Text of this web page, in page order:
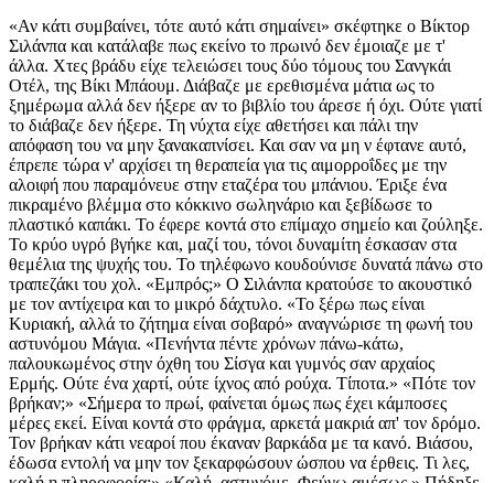
«Αν κάτι συμβαίνει, τότε αυτό κάτι σημαίνει» σκέφτηκε ο Βίκτορ Σιλάνπα και κατάλαβε πως εκείνο το πρωινό δεν έμοιαζε με τ' άλλα. Χτες βράδυ είχε τελειώσει τους δύο τόμους του Σανγκάι Οτέλ, της Βίκι Μπάουμ. Διάβαζε με ερεθισμένα μάτια ως το ξημέρωμα αλλά δεν ήξερε αν το βιβλίο του άρεσε ή όχι. Ούτε γιατί το διάβαζε δεν ήξερε. Τη νύχτα είχε αθετήσει και πάλι την απόφαση του να μην ξανακαπνίσει. Και σαν να μη ν έφτανε αυτό, έπρεπε τώρα ν' αρχίσει τη θεραπεία για τις αιμορροΐδες με την αλοιφή που παραμόνευε στην εταζέρα του μπάνιου. Έριξε ένα πικραμένο βλέμμα στο κόκκινο σωληνάριο και ξεβίδωσε το πλαστικό καπάκι. Το έφερε κοντά στο επίμαχο σημείο και ζούληξε. Το κρύο υγρό βγήκε και, μαζί του, τόνοι δυναμίτη έσκασαν στα θεμέλια της ψυχής του. Το τηλέφωνο κουδούνισε δυνατά πάνω στο τραπεζάκι του χολ. «Εμπρός;» Ο Σιλάνπα κρατούσε το ακουστικό με τον αντίχειρα και το μικρό δάχτυλο. «Το ξέρω πως είναι Κυριακή, αλλά το ζήτημα είναι σοβαρό» αναγνώρισε τη φωνή του αστυνόμου Μάγια. «Πενήντα πέντε χρόνων πάνω-κάτω, παλουκωμένος στην όχθη του Σίσγα και γυμνός σαν αρχαίος Ερμής. Ούτε ένα χαρτί, ούτε ίχνος από ρούχα. Τίποτα.» «Πότε τον βρήκαν;» «Σήμερα το πρωί, φαίνεται όμως πως έχει κάμποσες μέρες εκεί. Είναι κοντά στο φράγμα, αρκετά μακριά απ' τον δρόμο. Τον βρήκαν κάτι νεαροί που έκαναν βαρκάδα με τα κανό. Βιάσου, έδωσα εντολή να μην τον ξεκαρφώσουν ώσπου να έρθεις. Τι λες, καλή η πληροφορία;» «Καλή, αστυνόμε. Φεύγω αμέσως.» Πήδηξε μέσα σ' ένα παλιό παντελόνι και αποχαιρέτησε με μια κίνηση του χεριού την κούκλα του, που τη χτυπούσε κατακούτελα ο ήλιος. Έστεκε όμορφη πλάι στη βιβλιοθήκη. Με δυο δρασκελιές βρέθηκε στο αμάξι. Κατέβηκε τη λεωφόρο Χιλής, με κατεύθυνση προς την εθνική οδό. «Σιλάνπα, δημοσιογράφος» έδειξε την ταυτότητα του. «Προχωρήστε, εκεί είναι.» Από μακριά έμοιαζε σαν ένας παχύσαρκος εσταυρωμένος. Ένας χλομός ελέφαντας, ζωγραφισμένος από παιδί. «Κρατήστε αυτό στη μύτη σας.» Ο αστυνομικός του έτεινε ένα βαμβάκι με αμμωνία. «Βρομάει χειρότερα κι από κλανιά μεθυσμένου.» Βαστούσε το βαμβάκι πάνω από τα χείλια του. Με τα μάτια του να τρέχουν, έπιασε να πηδάει βάτα και βούρλα. Το πτώμα ήταν φιμωμένο, πρησμένο, και γεμάτο ξεραμένες λάσπες. Τα παλούκια τον διαπερνούσαν σταυρωτά. Οι μύες του Σιλάνπα συσπάστηκαν ενστικτωδώς, μια δυνατή σουβλιά τον χτύπησε στο στομάχι. Έφτιαξε ένα σκίτσο στο τετράδιο του. Έκανε ένα σχεδιάγραμμα με τη θέση του πτώματος που βρισκόταν λίγα μέτρα μακριά από την όχθη, ανάμεσα στους θάμνους. Έπειτα, άρχισε το απεχθές έργο της παρατήρησης του νεκρού. Είχε σημάδια στους καρπούς και το λαιμό. Τον είχαν δέσει και τον είχαν σύρει, κατά πάσα πιθανότητα. Ο αστυνομικός του έφερε μια σκάλα ελαιοχρωματιστή και, πνιγμένος στην αηδία, πλησίασε το πρόσωπο του πτώματος. Οι κόγχες των ματιών του ήταν άδειες και το στόμα μισάνοιχτο, γεμάτο χώμα και άμμο. Ύστερα, έβγαλε μια φωτογραφική μηχανή τσέπης Νίκορματ και τράβηξε μερικές φωτογραφίες. «Μοιάζει μάλλον πνιγμένος παρά παλουκωμένος. Τι λες κι εσύ, αστυφύλαξ;» «Σωστά. Κοιτάξτε τον κι από πίσω. Φύκια δεν είναι αυτά που βγαίνουν από την ουρά του;» «Ναι, έτσι φαίνεται...» Ο Σιλάνπα κατέβηκε από τη σκάλα. «Λοιπόν, τώρα είναι η σειρά σας. Πείτε του Πιεδραΐτα πως θα έρθω αύριο, νωρίς νωρίς.» Ανέβηκε πάλι στο δρόμο και κοίταξε πίσω τη λίμνη, από το γεφύρι. Από το σημείο εκείνο είχαν πηδήξει κάμποσοι απελπισμένοι, άνθρωποι που ονειρεύονταν ένα κάλεσμα, μια χειρονομία από κάποιον, ή κάτι που δεν ήρθε ποτέ. Κρύωσε. Το υγρό αεράκι ρυτίδωνε με παράλληλες ραβδώσεις το νερό. Από τον ασύρματο του περιπολικού κάλεσε τον αστυνόμο Μάγια. «Αριστοφάνης Μόγια» άκουσε στην άλλη άκρη, «αστυνόμος του Τεσσαρακοστού Τμήματος. Με ποιον έχω την τιμή, παρακαλώ;» Ο Σιλάνπα έδωσε τα στοιχεία του. Το τσιγάρο έτρεμε στα δάχτυλα του. «Είναι πνιγμένος» του είπε. «Τον έβγαλαν από τη λίμνη για να τον καρφώσουν. Το πράγμα παραείναι παράξενο, έτσι;» «Βρήκατε κάποια ένδειξη;» «Οι αστυφύλακες χτένισαν μια ακτίνα διακοσίων μέτρων και δεν βρήκαν τίποτα. Ούτε ένα κλαδάκι σπασμένο.» Ο αστυνόμος ξερόβηξε για να καθαρίσει τη φωνή του. «Καλά, θα το δω το αρθράκι σου. Έχεις πρόσφατες φωτογραφίες μου;» «Και βέβαια, αστυνόμε.» Έκλεισε και κάλεσε τη σύνταξη του "΄Ελ Ομπσερβαδόρ". «Εσκιβέλ; Εδώ Σιλάνπα, είναι επείγον. Πρέπει να μου κρατήσεις μια στήλη στην πρώτη σελίδα, χώρο για έγχρωμη φωτογραφία και μια ολόκληρη σελίδα στα αστυνομικά.» «Μήπως θέλεις να σου τραγουδήσω και "Τα βουρκωμένα μάτια σου";» «Είναι χοντρό κελεπούρι, Εσκιβέλ. Πίστεψε με. Ένας παλουκωμένος στην όχθη του Σίσγα. Θα έρθω από εκεί σε λίγο να σου δείξω.» Επέστρεψε στην Μπογκοτά καπνίζοντας το ένα τσιγάρο μετά το άλλο. Ήταν υπνωτισμένος από την εικόνα του πτώματος. Στο μυαλό του είχαν καρφωθεί οι άδειες κόγχες των ματιών, η έκφραση του προσώπου του. Ένιωσε φρίκη όταν σκέφτηκε πως αυτό το πράγμα κάποτε ήταν ένας άνθρωπος, σαν όλους. Κάποιοι τον είχαν ακούσει να μιλάει, του έσφιγγαν το χέρι και ίσως μερικοί να τον αγαπούσαν. Η τελευταία ρουφηξιά του τσιγάρου άφησε στο στόμα του μια πικρή γεύση. Κατέβασε το παράθυρο κι έφτυσε. Να συναναστρέφεσαι πεθαμένους βλάπτει σοβαρά την υγεία. Φτάνοντας στην τρίτη γέφυρα, κοίταξε το ρολόι του. Ήταν κιόλας πέντε. «Η Μόνικα θα έχει γίνει έξω φρενών» σκέφτηκε. Πάτησε γκάζι προς τη λεωφόρο 127. Από εκεί έκοψε κατά τη Νίσα, κατσαδιάζοντας τον εαυτό του για τα χάλια του. Ήταν ένας άνθρωπος χαμένος στο χρόνο, εντελώς ανίκανος να φανεί συνεπής σ' ένα ραντεβού, λες και οι δείκτες του ρολογιού μιλούσαν μια γλώσσα ξένη. Της είχε υποσχεθεί να πάνε μαζί για τρέξιμο στο γήπεδο, μα ήταν πολύ αργά πια. Η Μόνικα του άνοιξε την πόρτα με κατεβασμένα μούτρα και πήγε στην κουζίνα να βάλει καφέ. Φορούσε αθλητική φόρμα. «Πού στο διάολο εξαφανίστηκες; Σου τηλεφώνησα στο σπίτι. Στην εφημερίδα μου είπαν πως δεν σε είχαν δει καθόλου.» «Έπρεπε να πάω στο Σίσγα. Βρήκαν ένα πτώμα παλουκωμένο στην όχθη της λίμνης. Μια ιστορία φρίκης.» «Παλουκωμένος;» τον κοίταξε παραξενεμένη ενώ φυσούσε τον αχνό στο φλιτζάνι. «Και τι υπόθεση είναι; Παρακρατικοί, έμποροι ναρκωτικών, αντάρτικο;» «Ξέρεις καλά πως εγώ δεν ανακατεύομαι με τέτοια πράγματα.» Έβαλε να πιει ένα ποτήρι γάλα. «Προς το παρόν έχουμε μια απλή ανθρωποκτονία. Πήγες για τρέξιμο;» «Ναι. Με τον Όσκαρ. Περίμενε λίγο, πάω να κάνω ένα ντους.» Την ακολούθησε με το βλέμμα του ως την κάμαρη της. Σκέφτηκε τον Όσκαρ. Ήταν ο προηγούμενος εραστής της Μόνικα που ποτέ δεν είχε συμβιβαστεί με την ιδέα πως την έχασε. Την κυνηγούσε, της έκανε εξυπηρετήσεις, χάρες... Ήταν πάντοτε έτοιμος να ικανοποιήσει το παραμικρό της καπρίτσιο με την κρυφή ελπίδα να την αποκτήσει ξανά. Από τη μισάνοιχτη πόρτα την είδε να κατεβάζει το παντελόνι και να μένει μ' αυτό το μικροσκοπικό βρακάκι που η θέα του είχε ακαριαία αποτελέσματα πάνω του. Με μια δρασκελιά βρέθηκε κοντά της και την κοίταξε στα μάτια. Τα μάτια της, όμως, έλαμπαν δίχως διόλου τρυφερότητα. Είχαν μάλλον μια δόση λύσσας. «Συγχώρεσέ με. Τι λες για την επόμενη Κυριακή;» «Ορκίσου.» «Ορκίζομαι.» Την αγκάλιασε σφιχτά. Τα χέρια του διέτρεξαν όλο της το κορμί, αλλά εκείνη τραβήχτηκε απότομα. «Σταμάτα, σταμάτα, ηρέμησε!» του είπε γελώντας. «Περίμενε, θα το βγάλω εγώ.» Την ημέρα που την γνώρισε, πριν από τρία χρόνια, ο Σιλάνπα επέστρεφε από τη Γουαχίρα. Είχε πάει να κάνει ένα ρεπορτάζ σχετικά μ' ένα παράξενο ατύχημα. Ένα εμπορικό αεροπλάνο γεμάτο λουλούδια είχε πέσει καταμεσής στους αμμόλοφους. Δεν υπήρχε ούτε ίχνος από νεκρούς ή επιζήσαντες. Πήδηξαν οι πιλότοι με αλεξίπτωτα; Το έσκασαν προτού φτάσουν τα συνεργεία διάσωσης; Μυστήριο... Δεν υπήρχε καταγραμμένη η απογείωση σε κανένα αεροδρόμιο της χώρας. Το μόνο που βρέθηκε ήταν ο απανθρακωμένος σκελετός του αεροπλάνου μέσα σ' ένα βουνό από τσουρουφλισμένα γαρίφαλα και τριαντάφυλλα, σκεπασμένα από στάχτη και καπνιά. Καθώς επέστρεφε από εκεί μ' ένα αεροπλανάκι Τσέσνα νοικιασμένο από την εφημερίδα, ο Σιλάνπα είχε τη φαεινή ιδέα να κάτσει στο αεροδρόμιο και να γράψει το άρθρο του. Πίστευε ότι το βουητό των αεροπλάνων θα του έφερνε έμπνευση. Καθόταν πάνω από δύο ώρες σ' ένα τραπεζάκι του καφέ Πρέστο, όταν πλησίασε μια γυναίκα και τον ρώτησε τι έκανε εκεί. Του έπιασε την κουβέντα. Περίμενε ένα φίλο της από τον Παναμά και είχε αργήσει. Ο Σιλάνπα υπαγόρευσε το κείμενο του από το τηλέφωνο, και καθώς το αεροπλάνο από τον Παναμά είχε κάνει αναγκαστική προσγείωση στο Μεντεγίν εξαιτίας τεχνικών προβλημάτων, αποφάσισαν να συνεχίσουν την κουβεντούλα τους. Αυτός, που μάλλον ήταν κομματάκι ντροπαλός, ένιωθε να βγαίνουν από το στόμα του οι λέξεις με παράξενη ευγλωττία. Εκείνη, που ύστερα από τόση ώρα ήταν πλέον η Μόνικα, τον άκουγε να περιγράφει τα συντρίμμια του αεροπλάνου, τα σιωπηλά πρόσωπα των κατοίκων της περιοχής που άκουσαν την έκρηξη και σήμαναν συναγερμό, την πιθανή αναπαράσταση της διαδρομής, κ.λπ. Τον κοίταζε με μια λάμψη στα μάτια. Ύστερα από αρκετή ώρα και κάμποσες μπίρες άρχισαν να μιλάνε για τους εαυτούς τους, για τις επιθυμίες τους, τις ανάγκες τους, τα πάθη και τις μικρές μανίες τους. Έμοιαζαν να συμφωνούν σε όλα και να ζητούν από τη ζωή τους ακριβώς τα ίδια πράγματα, όταν ξαφνικά η Μόνικα έφερε το ένα της δάχτυλο στο στόμα και τον κάλεσε στο σπίτι της με μια φράση που ο Σιλάνπα δεν είχε ξανακούσει ποτέ. Ήταν η πρώτη φράση που έγραψε σ' ένα χαρτί και τη φύλαξε σε μια τσέπη της κούκλας του: «Θέλω να με δεις γυμνή». Το αεροπλάνο από τον Παναμά, με τον Όσκαρ μέσα, δεν έφτασε ποτέ στην Μπογκοτά. Όταν παρουσιάστηκε ο λεγάμενος, με τη βαλίτσα του γεμάτη σοκολάτες Μίλκι Γουέι και μπουκαλάκια άρωμα Ντιορ, η Μόνικα τον κάθισε μπροστά σ' ένα φλιτζάνι καφέ και του είπε με ύφος τελεσίδικο: «Πρέπει να μιλήσουμε. Συνέβησαν ορισμένα πράγματα». Η Μόνικα σηκώθηκε από το κρεβάτι για να πάει στο μπάνιο. Καλμαρισμένος, άρχισε να συλλογίζεται. Σε ποιον ανήκε αυτό το ανώνυμο πτώμα; Πώς είχε φτάσει ως εκείνο το σημείο; Φαντάστηκε τα χέρια που τον κάρφωσαν και τον άφησαν εκεί, εκτεθειμένο στον άνεμο και τη βροχή. Χέρια σκληρά, συνηθισμένα στο θάνατο. Ντύθηκε, ενόσω η Μόνικα πλενόταν. «Πάω στην εφημερίδα να γράψω το άρθρο. Πάμε μετά σινεμά, στη νυχτερινή;» «Ωραία ιδέα, ναι. Τι θέλεις να δούμε;» «Δεν ξέρω. Το ίδιο μου κάνει. Αποφάσισε εσύ.» «Λέ